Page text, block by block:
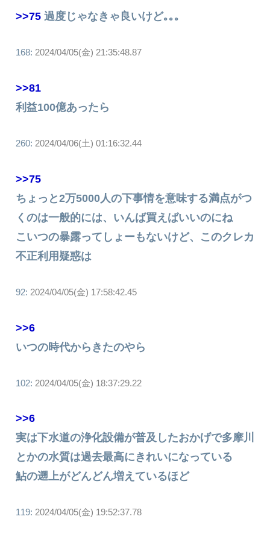
>>75 過度じゃなきゃ良いけど｡｡｡
168: 2024/04/05(金) 21:35:48.87
>>81
利益100億あったら
260: 2024/04/06(土) 01:16:32.44
>>75
ちょっと2万5000人の下事情を意味する満点がつ
くのは一般的には、いんば買えばいいのにね
こいつの暴露ってしょーもないけど、このクレカ
不正利用疑惑は
92: 2024/04/05(金) 17:58:42.45
>>6
いつの時代からきたのやら
102: 2024/04/05(金) 18:37:29.22
>>6
実は下水道の浄化設備が普及したおかげで多摩川
とかの水質は過去最高にきれいになっている
鮎の遡上がどんどん増えているほど
119: 2024/04/05(金) 19:52:37.78